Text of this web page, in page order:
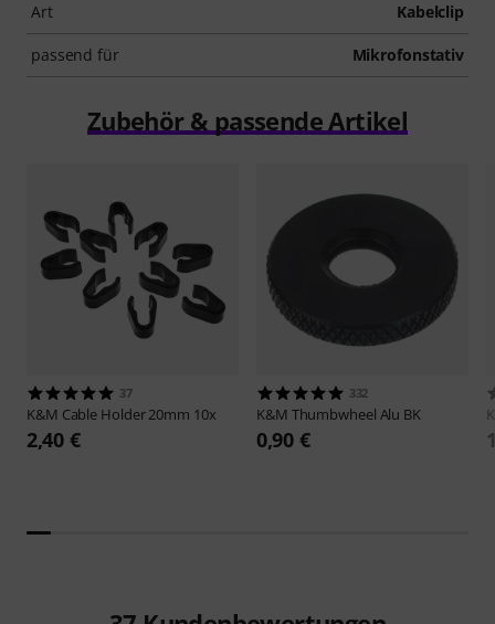
Art Kabelclip
passend für Mikrofonstativ
Zubehör & passende Artikel
37
K&M Cable Holder 20mm 10x
2,40 €
332
K&M Thumbwheel Alu BK
0,90 €